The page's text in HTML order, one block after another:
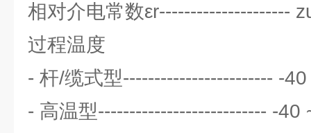
相对介电常数εr---------------------
过程温度
- 杆/缆式型------------------------ -
- 高温型--------------------------- -40